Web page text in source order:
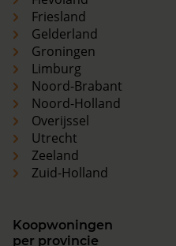
Friesland
Gelderland
Groningen
Limburg
Noord-Brabant
Noord-Holland
Overijssel
Utrecht
Zeeland
Zuid-Holland
Koopwoningen
per provincie